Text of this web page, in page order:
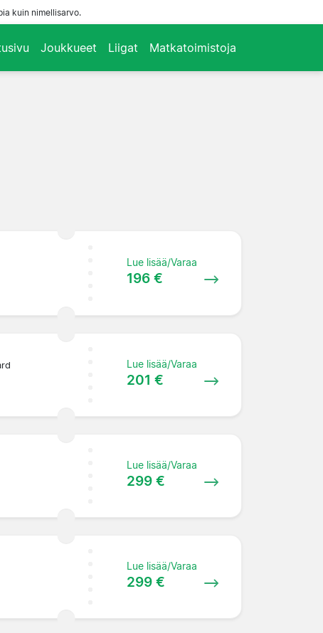
kuin nimellisarvo.
Joukkueet Liigat Matkatoimistoja
Lue lisää/Varaa
196 €
Lue lisää/Varaa
201 €
Lue lisää/Varaa
299 €
Lue lisää/Varaa
299 €